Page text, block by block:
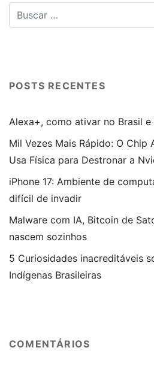
POSTS RECENTES
Alexa+, como ativar no Brasil
Mil Vezes Mais Rápido: O Chip
Usa Física para Destronar a
iPhone 17: Ambiente de
difícil de invadir
Malware com IA, Bitcoin de
nascem sozinhos
5 Curiosidades inacreditáveis
Indígenas Brasileiras
COMENTÁRIOS